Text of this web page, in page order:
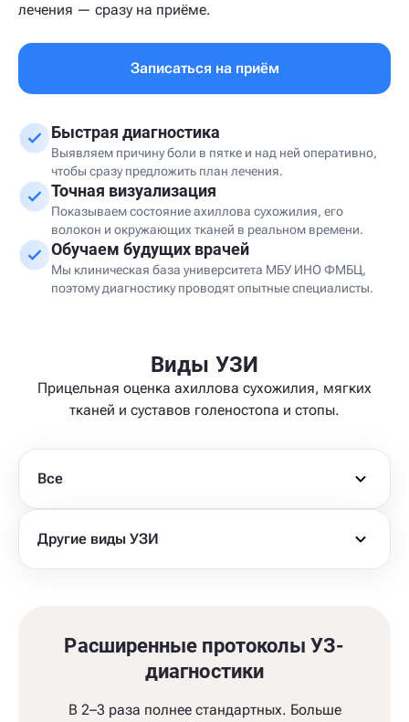
лечения — сразу на приёме.
Записаться на приём
Быстрая диагностика
Выявляем причину боли в пятке и над ней оперативно,
чтобы сразу предложить план лечения.
Точная визуализация
Показываем состояние ахиллова сухожилия, его
волокон и окружающих тканей в реальном времени.
Обучаем будущих врачей
Мы клиническая база университета МБУ ИНО ФМБЦ,
поэтому диагностику проводят опытные специалисты.
Виды УЗИ
Прицельная оценка ахиллова сухожилия, мягких
тканей и суставов голеностопа и стопы.
Все
Другие виды УЗИ
Расширенные протоколы УЗ-
диагностики
В 2–3 раза полнее стандартных. Больше